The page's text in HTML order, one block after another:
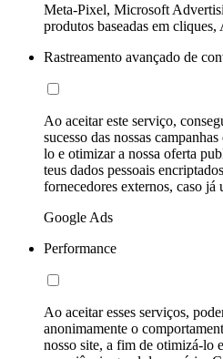
Meta-Pixel, Microsoft
produtos baseadas em
Rastreamento avançado de
Ao aceitar este serviço,
sucesso das nossas
lo e otimizar a nossa oferta
teus dados pessoais
fornecedores externos, caso já
Google Ads
Performance
Ao aceitar esses serviços,
anonimamente o
nosso site, a fim de otimizá-lo